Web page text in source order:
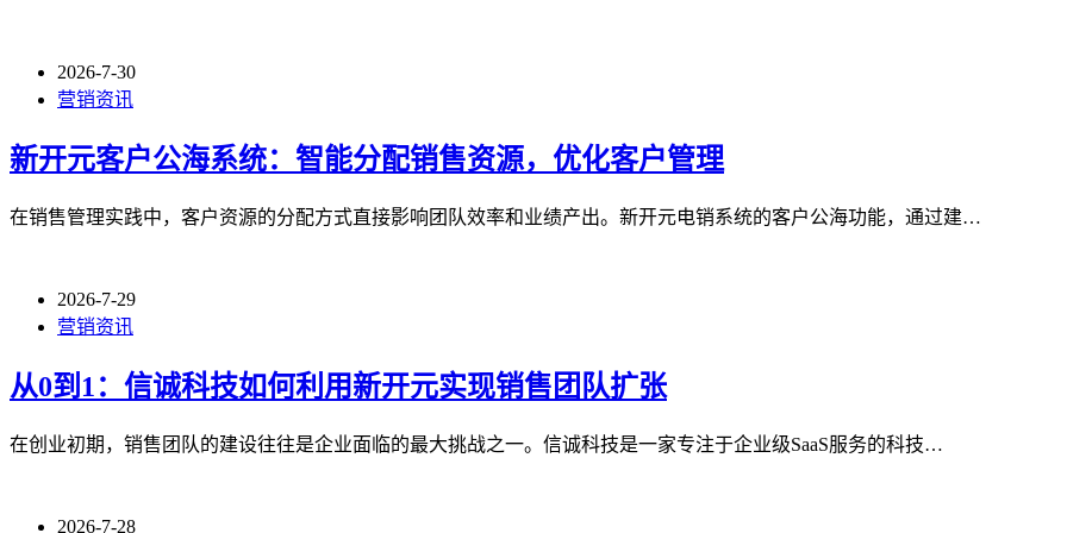
2026-7-30
营销资讯
新开元客户公海系统：智能分配销售资源，优化客户管理
在销售管理实践中，客户资源的分配方式直接影响团队效率和业绩产出。新开元电销系统的客户公海功能，通过建…
2026-7-29
营销资讯
从0到1：信诚科技如何利用新开元实现销售团队扩张
在创业初期，销售团队的建设往往是企业面临的最大挑战之一。信诚科技是一家专注于企业级SaaS服务的科技…
2026-7-28